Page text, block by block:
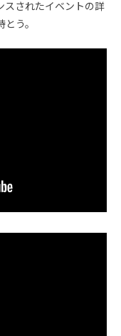
スされたイベントの詳
う。